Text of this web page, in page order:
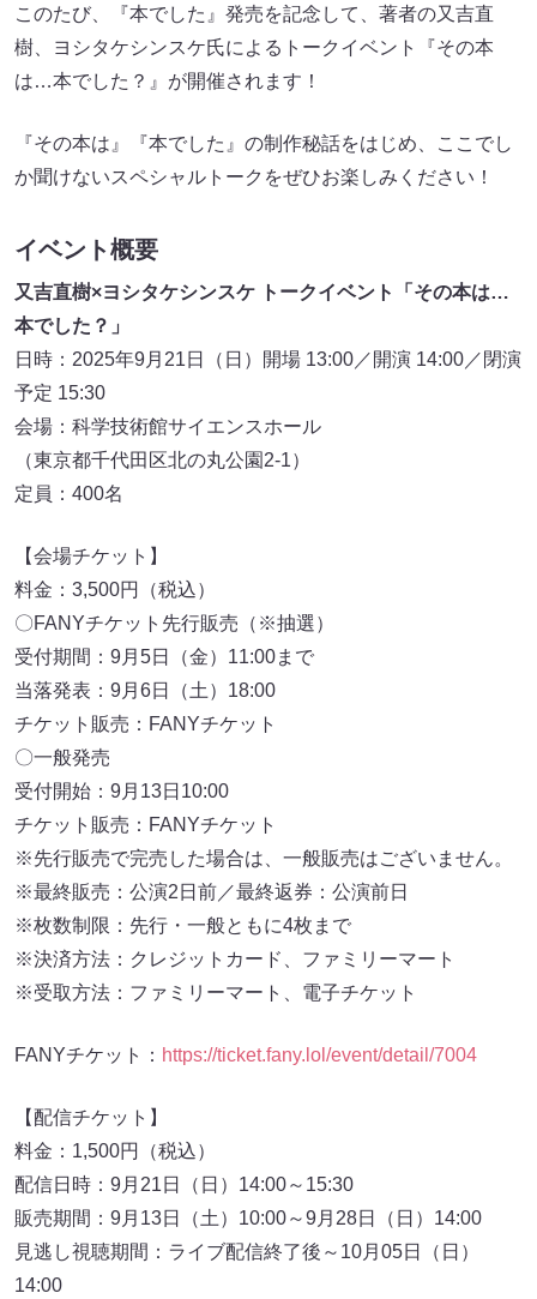
このたび、『本でした』発売を記念して、著者の又吉直
樹、ヨシタケシンスケ氏によるトークイベント『その本
は…本でした？』が開催されます！
『その本は』『本でした』の制作秘話をはじめ、ここでし
か聞けないスペシャルトークをぜひお楽しみください！
イベント概要
又吉直樹×ヨシタケシンスケ トークイベント「その本は…
本でした？」
日時：2025年9月21日（日）開場 13:00／開演 14:00／閉演
予定 15:30
会場：科学技術館サイエンスホール
（東京都千代田区北の丸公園2-1）
定員：400名
【会場チケット】
料金：3,500円（税込）
〇FANYチケット先行販売（※抽選）
受付期間：9月5日（金）11:00まで
当落発表：9月6日（土）18:00
チケット販売：FANYチケット
〇一般発売
受付開始：9月13日10:00
チケット販売：FANYチケット
※先行販売で完売した場合は、一般販売はございません。
※最終販売：公演2日前／最終返券：公演前日
※枚数制限：先行・一般ともに4枚まで
※決済方法：クレジットカード、ファミリーマート
※受取方法：ファミリーマート、電子チケット
FANYチケット： https://ticket.fany.lol/event/detail/7004
【配信チケット】
料金：1,500円（税込）
配信日時：9月21日（日）14:00～15:30
販売期間：9月13日（土）10:00～9月28日（日）14:00
見逃し視聴期間：ライブ配信終了後～10月05日（日）
14:00